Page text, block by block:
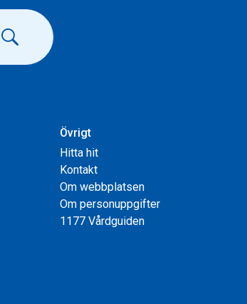
Övrigt
Hitta hit
Kontakt
Om webbplatsen
Om personuppgifter
1177 Vårdguiden